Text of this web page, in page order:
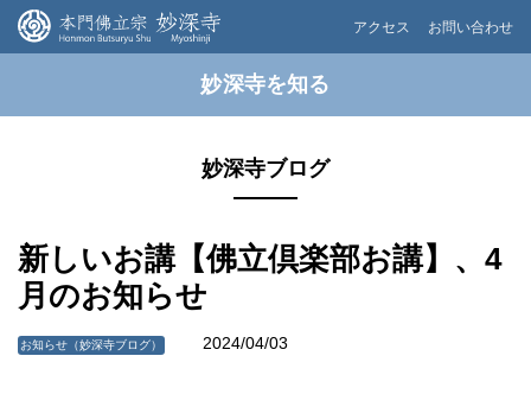
アクセス お問い合わせ
妙深寺を知る
妙深寺ブログ
新しいお講【佛立倶楽部お講】、4
月のお知らせ
お知らせ（妙深寺ブログ） 2024/04/03